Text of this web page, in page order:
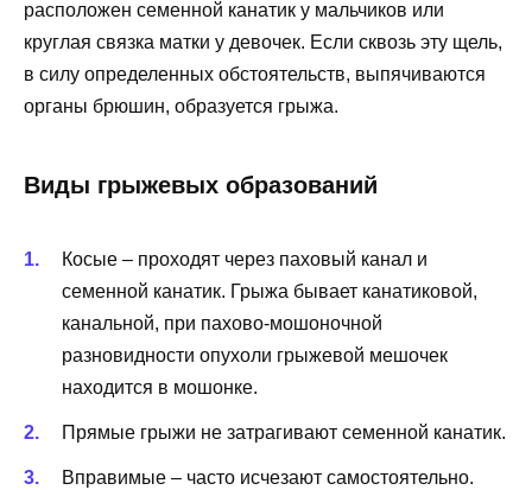
расположен семенной канатик у мальчиков или
круглая связка матки у девочек. Если сквозь эту щель,
в силу определенных обстоятельств, выпячиваются
органы брюшин, образуется грыжа.
Виды грыжевых образований
Косые – проходят через паховый канал и
семенной канатик. Грыжа бывает канатиковой,
канальной, при пахово-мошоночной
разновидности опухоли грыжевой мешочек
находится в мошонке.
Прямые грыжи не затрагивают семенной канатик.
Вправимые – часто исчезают самостоятельно.